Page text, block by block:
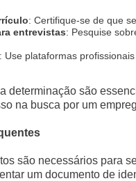
: Certifique-se de que
entrevistas: Pesquise
: Use plataformas
determinação são
na busca por um
são necessários para
um documento de